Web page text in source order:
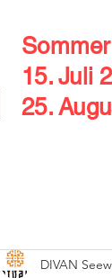
15. Juli
25.
DIVAN